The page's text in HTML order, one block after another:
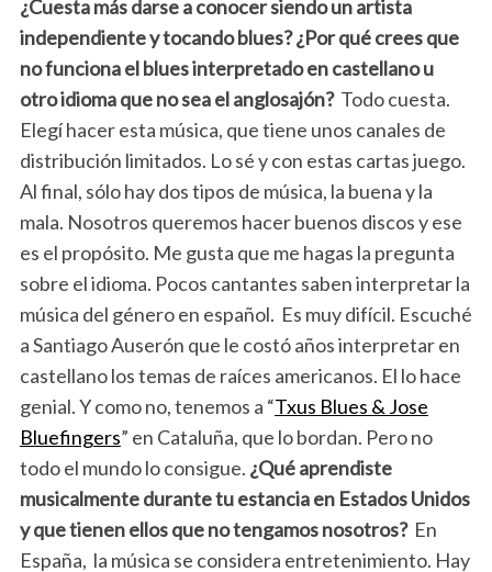
¿Cuesta más darse a conocer siendo un artista
independiente y tocando blues? ¿Por qué crees que
no funciona el blues interpretado en castellano u
otro idioma que no sea el anglosajón? Todo cuesta.
Elegí hacer esta música, que tiene unos canales de
distribución limitados. Lo sé y con estas cartas juego.
Al final, sólo hay dos tipos de música, la buena y la
mala. Nosotros queremos hacer buenos discos y ese
es el propósito. Me gusta que me hagas la pregunta
sobre el idioma. Pocos cantantes saben interpretar la
música del género en español. Es muy difícil. Escuché
a Santiago Auserón que le costó años interpretar en
castellano los temas de raíces americanos. El lo hace
genial. Y como no, tenemos a “Txus Blues & Jose
Bluefingers” en Cataluña, que lo bordan. Pero no
todo el mundo lo consigue. ¿Qué aprendiste
musicalmente durante tu estancia en Estados Unidos
y que tienen ellos que no tengamos nosotros? En
España, la música se considera entretenimiento. Hay